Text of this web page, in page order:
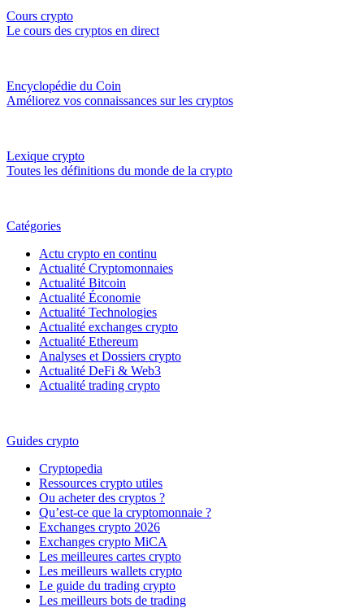
Cours crypto
Le cours des cryptos en direct
Encyclopédie du Coin
Améliorez vos connaissances sur les cryptos
Lexique crypto
Toutes les définitions du monde de la crypto
Catégories
Actu crypto en continu
Actualité Cryptomonnaies
Actualité Bitcoin
Actualité Économie
Actualité Technologies
Actualité exchanges crypto
Actualité Ethereum
Analyses et Dossiers crypto
Actualité DeFi & Web3
Actualité trading crypto
Guides crypto
Cryptopedia
Ressources crypto utiles
Ou acheter des cryptos ?
Qu’est-ce que la cryptomonnaie ?
Exchanges crypto 2026
Exchanges crypto MiCA
Les meilleures cartes crypto
Les meilleurs wallets crypto
Le guide du trading crypto
Les meilleurs bots de trading